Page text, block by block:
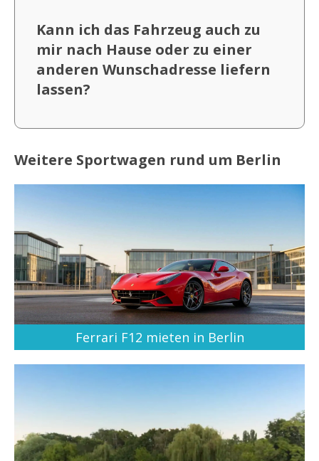
Kann ich das Fahrzeug auch zu
mir nach Hause oder zu einer
anderen Wunschadresse liefern
lassen?
Weitere Sportwagen rund um Berlin
Ferrari F12 mieten in Berlin